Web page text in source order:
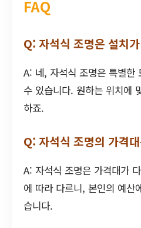
FAQ
Q: 자석식 조명은 설치
A: 네, 자석식 조명은 특별한
수 있습니다. 원하는 위치에
하죠.
Q: 자석식 조명의 가격
A: 자석식 조명은 가격대가
에 따라 다르니, 본인의 예산
습니다.